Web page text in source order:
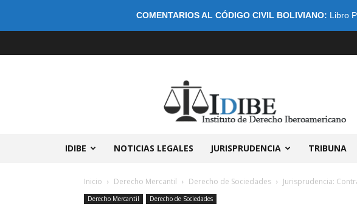
COMENTARIOS AL CÓDIGO CIVIL BOLIVIANO: Libro
IDIBE NOTICIAS LEGALES JURISPRUDENCIA TRIBUNA
Inicio Derecho Mercantil Derecho de Sociedades Jurisprudencia:
Derecho Mercantil Derecho de Sociedades